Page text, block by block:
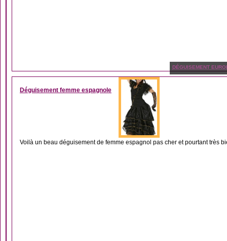
DÉGUISEMENT
Déguisement femme espagnole
Voilà un beau déguisement de femme espagnol pas cher et pourtant très